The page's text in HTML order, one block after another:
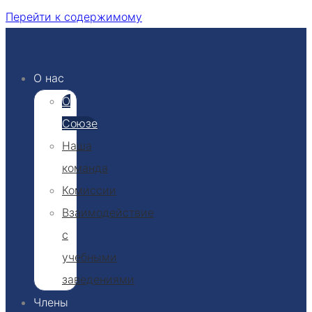
Перейти к содержимому
О нас
О
Союзе
Наша
команда
Комиссии
Взаимодействие
с
учебными
заведениями
Члены